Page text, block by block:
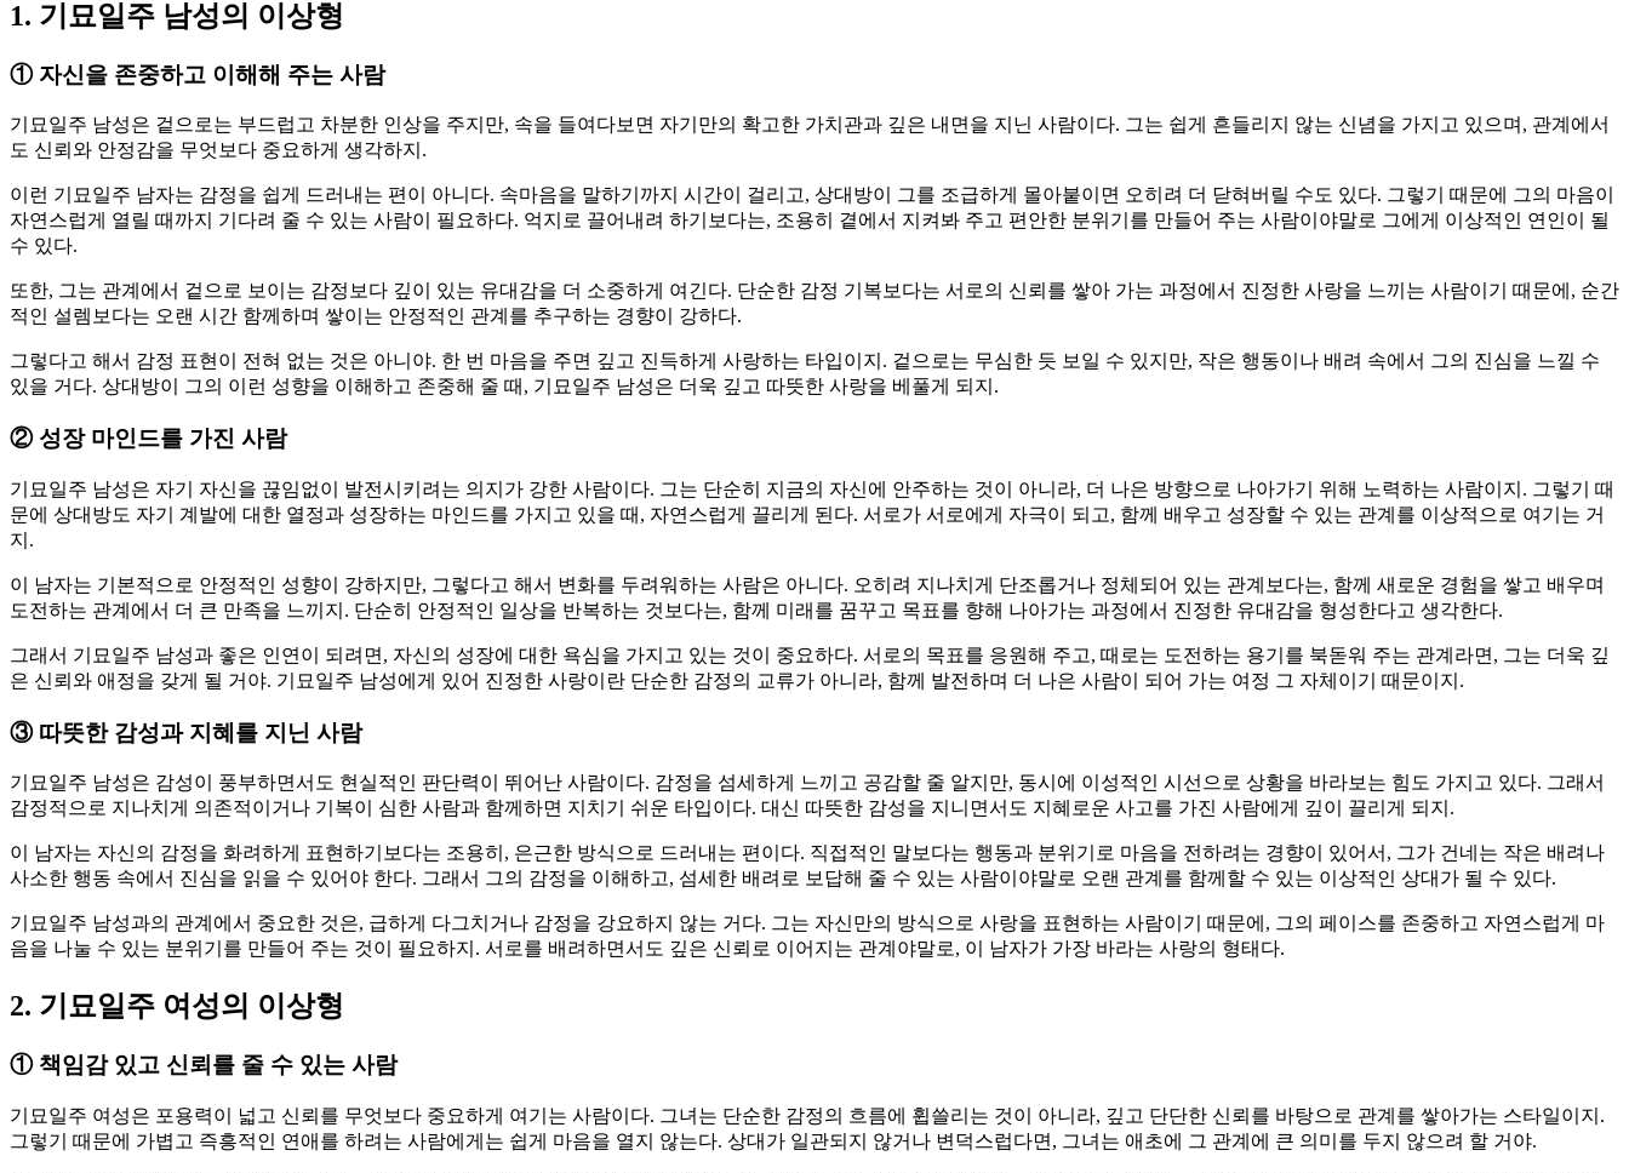
1. 기묘일주 남성의 이상형
① 자신을 존중하고 이해해 주는 사람
기묘일주 남성은 겉으로는 부드럽고 차분한 인상을 주지만, 속을 들여다보면 자기만의 확고한 가치관과 깊은 내면을 지닌 사람이다. 그는 쉽게 흔들리지 않는 신념을 가지고 있으며, 관계에서
도 신뢰와 안정감을 무엇보다 중요하게 생각하지.
이런 기묘일주 남자는 감정을 쉽게 드러내는 편이 아니다. 속마음을 말하기까지 시간이 걸리고, 상대방이 그를 조급하게 몰아붙이면 오히려 더 닫혀버릴 수도 있다. 그렇기 때문에 그의 마음이
자연스럽게 열릴 때까지 기다려 줄 수 있는 사람이 필요하다. 억지로 끌어내려 하기보다는, 조용히 곁에서 지켜봐 주고 편안한 분위기를 만들어 주는 사람이야말로 그에게 이상적인 연인이 될
수 있다.
또한, 그는 관계에서 겉으로 보이는 감정보다 깊이 있는 유대감을 더 소중하게 여긴다. 단순한 감정 기복보다는 서로의 신뢰를 쌓아 가는 과정에서 진정한 사랑을 느끼는 사람이기 때문에, 순간
적인 설렘보다는 오랜 시간 함께하며 쌓이는 안정적인 관계를 추구하는 경향이 강하다.
그렇다고 해서 감정 표현이 전혀 없는 것은 아니야. 한 번 마음을 주면 깊고 진득하게 사랑하는 타입이지. 겉으로는 무심한 듯 보일 수 있지만, 작은 행동이나 배려 속에서 그의 진심을 느낄 수
있을 거다. 상대방이 그의 이런 성향을 이해하고 존중해 줄 때, 기묘일주 남성은 더욱 깊고 따뜻한 사랑을 베풀게 되지.
② 성장 마인드를 가진 사람
기묘일주 남성은 자기 자신을 끊임없이 발전시키려는 의지가 강한 사람이다. 그는 단순히 지금의 자신에 안주하는 것이 아니라, 더 나은 방향으로 나아가기 위해 노력하는 사람이지. 그렇기 때
문에 상대방도 자기 계발에 대한 열정과 성장하는 마인드를 가지고 있을 때, 자연스럽게 끌리게 된다. 서로가 서로에게 자극이 되고, 함께 배우고 성장할 수 있는 관계를 이상적으로 여기는 거
지.
이 남자는 기본적으로 안정적인 성향이 강하지만, 그렇다고 해서 변화를 두려워하는 사람은 아니다. 오히려 지나치게 단조롭거나 정체되어 있는 관계보다는, 함께 새로운 경험을 쌓고 배우며
도전하는 관계에서 더 큰 만족을 느끼지. 단순히 안정적인 일상을 반복하는 것보다는, 함께 미래를 꿈꾸고 목표를 향해 나아가는 과정에서 진정한 유대감을 형성한다고 생각한다.
그래서 기묘일주 남성과 좋은 인연이 되려면, 자신의 성장에 대한 욕심을 가지고 있는 것이 중요하다. 서로의 목표를 응원해 주고, 때로는 도전하는 용기를 북돋워 주는 관계라면, 그는 더욱 깊
은 신뢰와 애정을 갖게 될 거야. 기묘일주 남성에게 있어 진정한 사랑이란 단순한 감정의 교류가 아니라, 함께 발전하며 더 나은 사람이 되어 가는 여정 그 자체이기 때문이지.
③ 따뜻한 감성과 지혜를 지닌 사람
기묘일주 남성은 감성이 풍부하면서도 현실적인 판단력이 뛰어난 사람이다. 감정을 섬세하게 느끼고 공감할 줄 알지만, 동시에 이성적인 시선으로 상황을 바라보는 힘도 가지고 있다. 그래서
감정적으로 지나치게 의존적이거나 기복이 심한 사람과 함께하면 지치기 쉬운 타입이다. 대신 따뜻한 감성을 지니면서도 지혜로운 사고를 가진 사람에게 깊이 끌리게 되지.
이 남자는 자신의 감정을 화려하게 표현하기보다는 조용히, 은근한 방식으로 드러내는 편이다. 직접적인 말보다는 행동과 분위기로 마음을 전하려는 경향이 있어서, 그가 건네는 작은 배려나
사소한 행동 속에서 진심을 읽을 수 있어야 한다. 그래서 그의 감정을 이해하고, 섬세한 배려로 보답해 줄 수 있는 사람이야말로 오랜 관계를 함께할 수 있는 이상적인 상대가 될 수 있다.
기묘일주 남성과의 관계에서 중요한 것은, 급하게 다그치거나 감정을 강요하지 않는 거다. 그는 자신만의 방식으로 사랑을 표현하는 사람이기 때문에, 그의 페이스를 존중하고 자연스럽게 마
음을 나눌 수 있는 분위기를 만들어 주는 것이 필요하지. 서로를 배려하면서도 깊은 신뢰로 이어지는 관계야말로, 이 남자가 가장 바라는 사랑의 형태다.
2. 기묘일주 여성의 이상형
①책임감 있고 신뢰를 줄 수 있는 사람
기묘일주 여성은 포용력이 넓고 신뢰를 무엇보다 중요하게 여기는 사람이다. 그녀는 단순한 감정의 흐름에 휩쓸리는 것이 아니라, 깊고 단단한 신뢰를 바탕으로 관계를 쌓아가는 스타일이지.
그렇기 때문에 가볍고 즉흥적인 연애를 하려는 사람에게는 쉽게 마음을 열지 않는다. 상대가 일관되지 않거나 변덕스럽다면, 그녀는 애초에 그 관계에 큰 의미를 두지 않으려 할 거야.